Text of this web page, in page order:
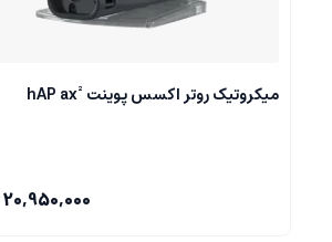
میکروتیک روتر اکسس پوینت hAP ax²
20,950,000